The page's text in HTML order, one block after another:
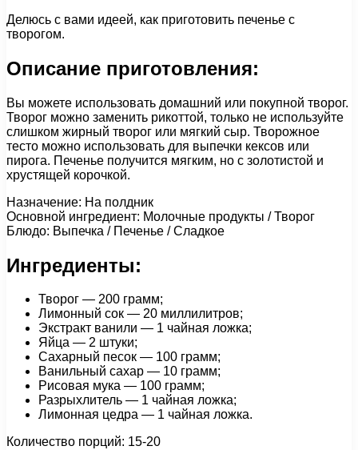
Делюсь с вами идеей, как приготовить печенье с
творогом.
Описание приготовления:
Вы можете использовать домашний или покупной творог.
Творог можно заменить рикоттой, только не используйте
слишком жирный творог или мягкий сыр. Творожное
тесто можно использовать для выпечки кексов или
пирога. Печенье получится мягким, но с золотистой и
хрустящей корочкой.
Назначение: На полдник
Основной ингредиент: Молочные продукты / Творог
Блюдо: Выпечка / Печенье / Сладкое
Ингредиенты:
Творог — 200 грамм;
Лимонный сок — 20 миллилитров;
Экстракт ванили — 1 чайная ложка;
Яйца — 2 штуки;
Сахарный песок — 100 грамм;
Ванильный сахар — 10 грамм;
Рисовая мука — 100 грамм;
Разрыхлитель — 1 чайная ложка;
Лимонная цедра — 1 чайная ложка.
Количество порций: 15-20